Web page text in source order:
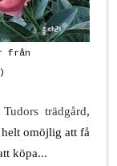
från
)
Tudors trädgård,
omöjlig att få
köpa...